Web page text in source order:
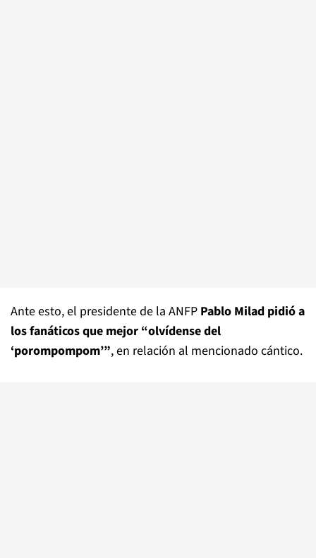
Ante esto, el presidente de la ANFP Pablo Milad pidió a
los fanáticos que mejor “olvídense del
‘porompompom’”, en relación al mencionado cántico.